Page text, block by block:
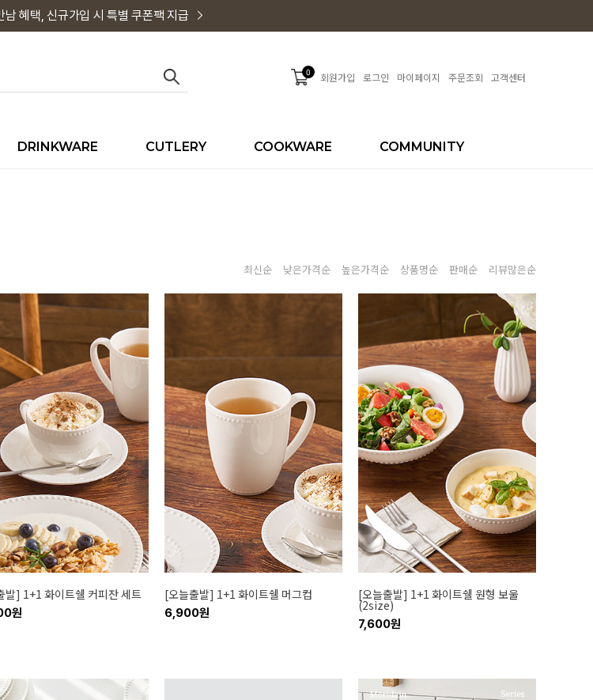
남 혜택, 신규가입 시 특별 쿠폰팩 지급
0 회원가입 로그인 마이페이지 주문조회 고객센터
DRINKWARE CUTLERY COOKWARE COMMUNITY
최신순 낮은가격순 높은가격순 상품명순 판매순 리뷰많은순
발] 1+1 화이트쉘 커피잔 세트
원
[오늘출발] 1+1 화이트쉘 머그컵
6,900원
[오늘출발] 1+1 화이트쉘 원형 보울
(2size)
7,600원